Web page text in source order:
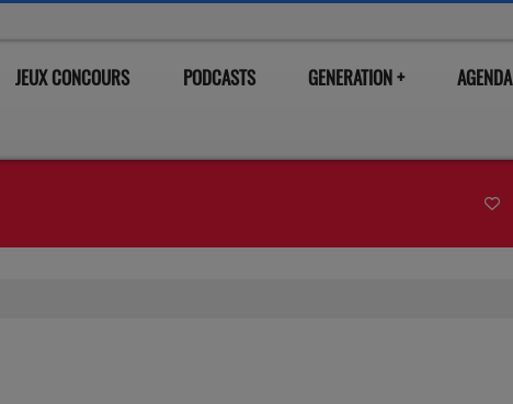
JEUX CONCOURS PODCASTS GENERATION + AGENDA